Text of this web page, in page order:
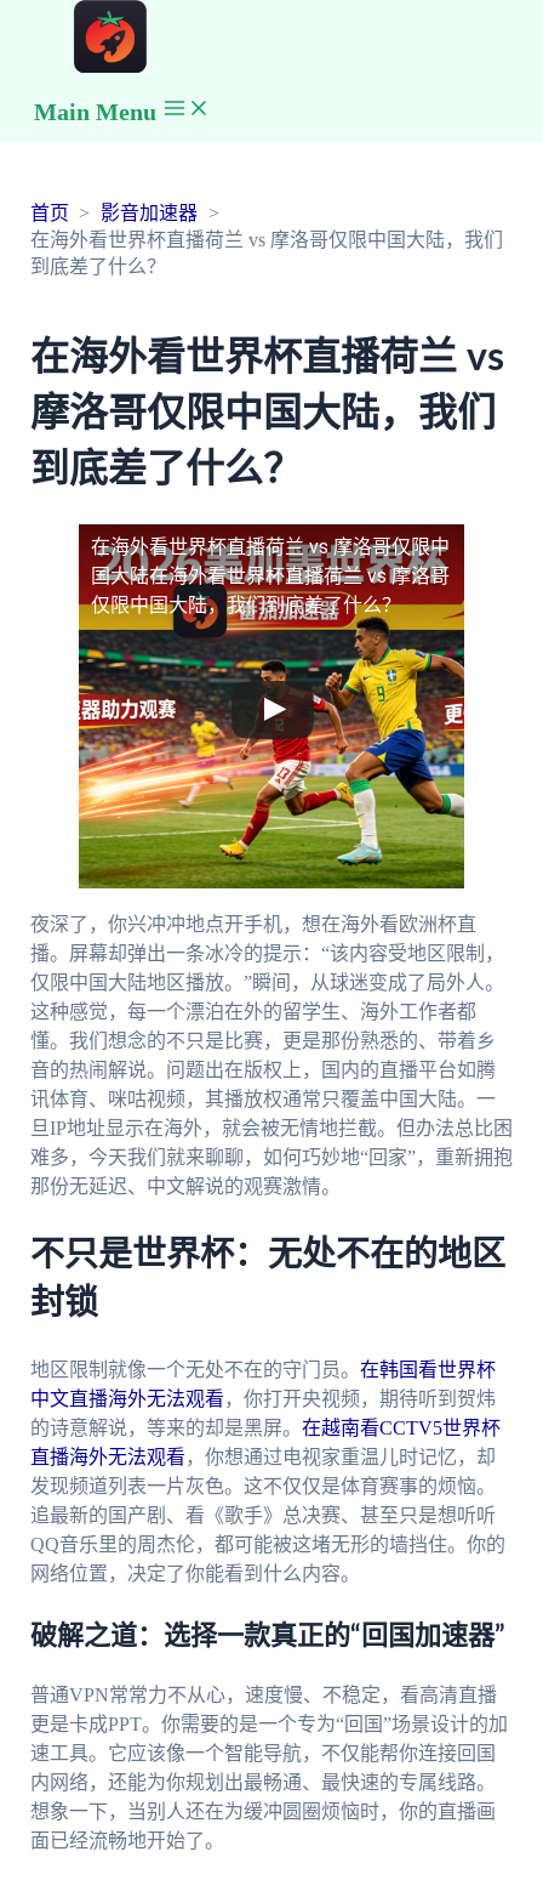
Main Menu
首页
影音加速器
在海外看世界杯直播荷兰 vs 摩洛哥仅限中国大陆，我们
到底差了什么？
在海外看世界杯直播荷兰 vs
摩洛哥仅限中国大陆，我们
到底差了什么？
在海外看世界杯直播荷兰 vs 摩洛哥仅限中
国大陆在海外看世界杯直播荷兰 vs 摩洛哥
仅限中国大陆，我们到底差了什么？
夜深了，你兴冲冲地点开手机，想在海外看欧洲杯直
播。屏幕却弹出一条冰冷的提示：“该内容受地区限制，
仅限中国大陆地区播放。”瞬间，从球迷变成了局外人。
这种感觉，每一个漂泊在外的留学生、海外工作者都
懂。我们想念的不只是比赛，更是那份熟悉的、带着乡
音的热闹解说。问题出在版权上，国内的直播平台如腾
讯体育、咪咕视频，其播放权通常只覆盖中国大陆。一
旦IP地址显示在海外，就会被无情地拦截。但办法总比困
难多，今天我们就来聊聊，如何巧妙地“回家”，重新拥抱
那份无延迟、中文解说的观赛激情。
不只是世界杯：无处不在的地区
封锁
地区限制就像一个无处不在的守门员。 在韩国看世界杯
中文直播海外无法观看 ，你打开央视频，期待听到贺炜
的诗意解说，等来的却是黑屏。 在越南看CCTV5世界杯
直播海外无法观看 ，你想通过电视家重温儿时记忆，却
发现频道列表一片灰色。这不仅仅是体育赛事的烦恼。
追最新的国产剧、看《歌手》总决赛、甚至只是想听听
QQ音乐里的周杰伦，都可能被这堵无形的墙挡住。你的
网络位置，决定了你能看到什么内容。
破解之道：选择一款真正的“回国加速器”
普通VPN常常力不从心，速度慢、不稳定，看高清直播
更是卡成PPT。你需要的是一个专为“回国”场景设计的加
速工具。它应该像一个智能导航，不仅能帮你连接回国
内网络，还能为你规划出最畅通、最快速的专属线路。
想象一下，当别人还在为缓冲圆圈烦恼时，你的直播画
面已经流畅地开始了。